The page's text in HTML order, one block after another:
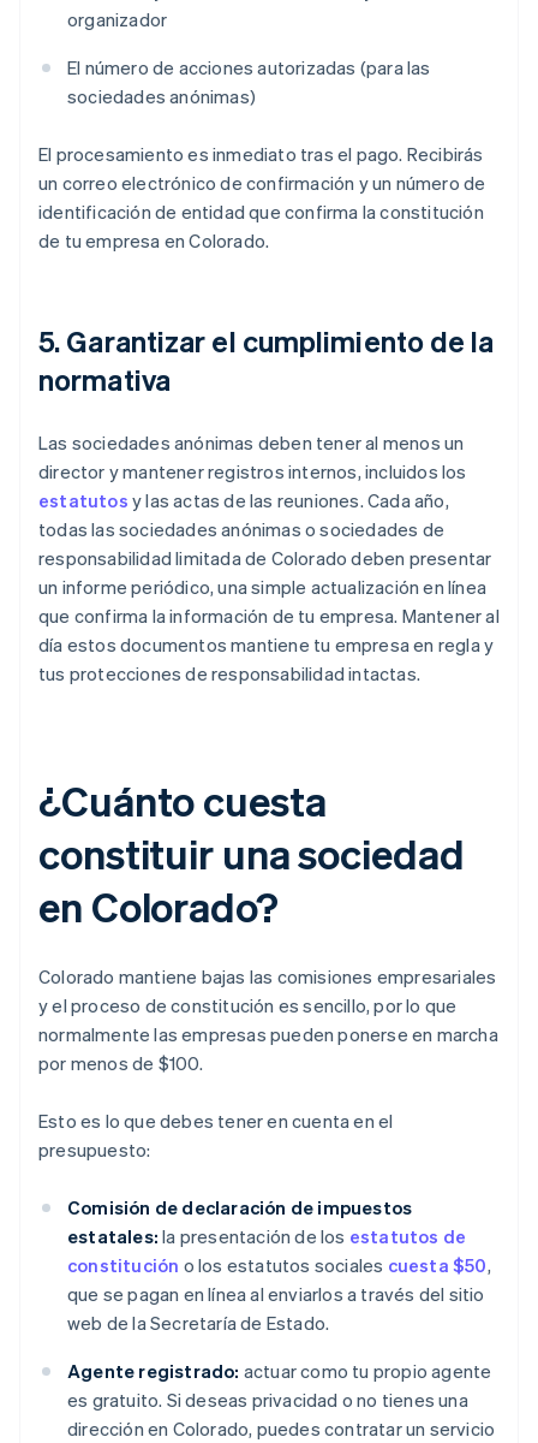
organizador
El número de acciones autorizadas (para las
sociedades anónimas)
El procesamiento es inmediato tras el pago. Recibirás
un correo electrónico de confirmación y un número de
identificación de entidad que confirma la constitución
de tu empresa en Colorado.
5. Garantizar el cumplimiento de la
normativa
Las sociedades anónimas deben tener al menos un
director y mantener registros internos, incluidos los
estatutos y las actas de las reuniones. Cada año,
todas las sociedades anónimas o sociedades de
responsabilidad limitada de Colorado deben presentar
un informe periódico, una simple actualización en línea
que confirma la información de tu empresa. Mantener al
día estos documentos mantiene tu empresa en regla y
tus protecciones de responsabilidad intactas.
¿Cuánto cuesta
constituir una sociedad
en Colorado?
Colorado mantiene bajas las comisiones empresariales
y el proceso de constitución es sencillo, por lo que
normalmente las empresas pueden ponerse en marcha
por menos de $100.
Esto es lo que debes tener en cuenta en el
presupuesto:
Comisión de declaración de impuestos
estatales: la presentación de los estatutos de
constitución o los estatutos sociales cuesta $50,
que se pagan en línea al enviarlos a través del sitio
web de la Secretaría de Estado.
Agente registrado: actuar como tu propio agente
es gratuito. Si deseas privacidad o no tienes una
dirección en Colorado, puedes contratar un servicio